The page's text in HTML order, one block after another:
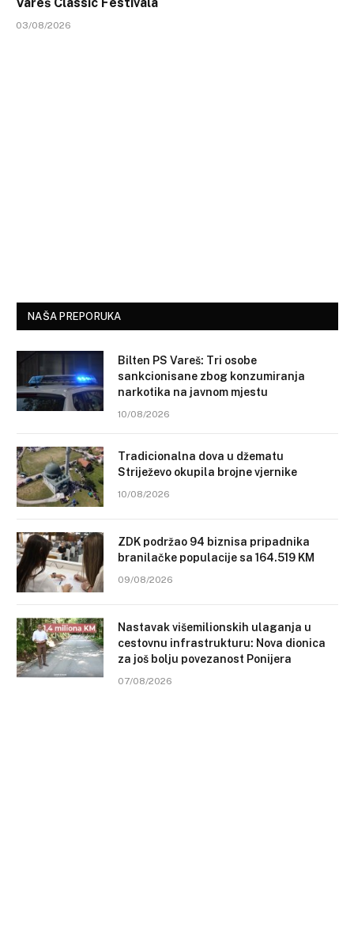
03/08/2026
NAŠA PREPORUKA
Bilten PS Vareš: Tri osobe
sankcionisane zbog konzumiranja
narkotika na javnom mjestu
10/08/2026
Tradicionalna dova u džematu
Striježevo okupila brojne vjernike
10/08/2026
ZDK podržao 94 biznisa pripadnika
branilačke populacije sa 164.519 KM
09/08/2026
Nastavak višemilionskih ulaganja u
cestovnu infrastrukturu: Nova dionica
za još bolju povezanost Ponijera
07/08/2026